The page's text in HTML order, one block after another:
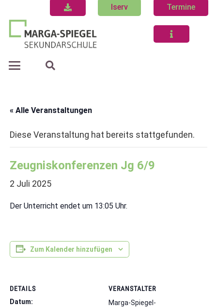
Iserv Termine
« Alle Veranstaltungen
Diese Veranstaltung hat bereits stattgefunden.
Zeugniskonferenzen Jg 6/9
2 Juli 2025
Der Unterricht endet um 13:05 Uhr.
Zum Kalender hinzufügen
DETAILS
Datum:
VERANSTALTER
Marga-Spiegel-